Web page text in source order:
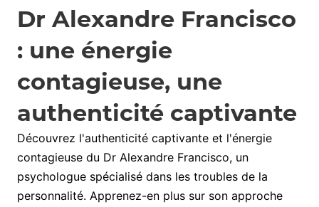
Dr Alexandre Francisco
: une énergie
contagieuse, une
authenticité captivante
Découvrez l'authenticité captivante et l'énergie
contagieuse du Dr Alexandre Francisco, un
psychologue spécialisé dans les troubles de la
personnalité. Apprenez-en plus sur son approche